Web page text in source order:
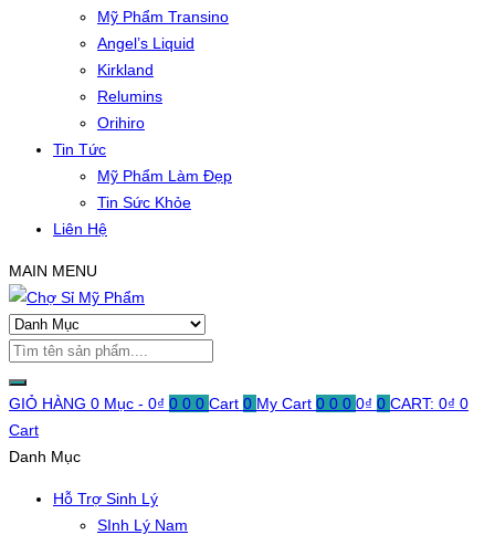
Mỹ Phẩm Transino
Angel’s Liquid
Kirkland
Relumins
Orihiro
Tin Tức
Mỹ Phẩm Làm Đẹp
Tin Sức Khỏe
Liên Hệ
MAIN MENU
GIỎ HÀNG 0 Mục - 0₫ 0 0 0 Cart 0 My Cart 0 0 0 0₫ 0 CART: 0₫ 0
Cart
Danh Mục
Hỗ Trợ Sinh Lý
SInh Lý Nam